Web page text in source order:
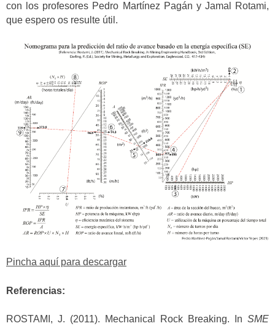
con los profesores Pedro Martínez Pagán y Jamal Rotami,
que espero os resulte útil.
Pincha aquí para descargar
Referencias:
ROSTAMI, J. (2011). Mechanical Rock Breaking. In SME